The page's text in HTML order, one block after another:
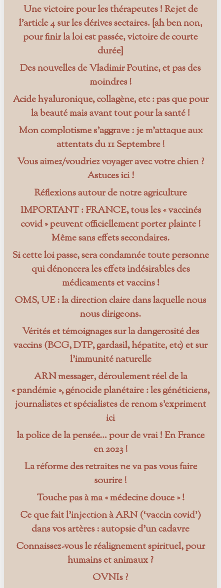
Une victoire pour les thérapeutes ! Rejet de
l’article 4 sur les dérives sectaires. [ah ben non,
pour finir la loi est passée, victoire de courte
durée]
Des nouvelles de Vladimir Poutine, et pas des
moindres !
Acide hyaluronique, collagène, etc : pas que pour
la beauté mais avant tout pour la santé !
Mon complotisme s’aggrave : je m’attaque aux
attentats du 11 Septembre !
Vous aimez/voudriez voyager avec votre chien ?
Astuces ici !
Réflexions autour de notre agriculture
IMPORTANT : FRANCE, tous les « vaccinés
covid » peuvent officiellement porter plainte !
Même sans effets secondaires.
Si cette loi passe, sera condamnée toute personne
qui dénoncera les effets indésirables des
médicaments et vaccins !
OMS, UE : la direction claire dans laquelle nous
nous dirigeons.
Vérités et témoignages sur la dangerosité des
vaccins (BCG, DTP, gardasil, hépatite, etc) et sur
l’immunité naturelle
ARN messager, déroulement réel de la
« pandémie », génocide planétaire : les généticiens,
journalistes et spécialistes de renom s’expriment
ici
la police de la pensée… pour de vrai ! En France
en 2023 !
La réforme des retraites ne va pas vous faire
sourire !
Touche pas à ma « médecine douce » !
Ce que fait l’injection à ARN (‘vaccin covid’)
dans vos artères : autopsie d’un cadavre
Connaissez-vous le réalignement spirituel, pour
humains et animaux ?
OVNIs ?